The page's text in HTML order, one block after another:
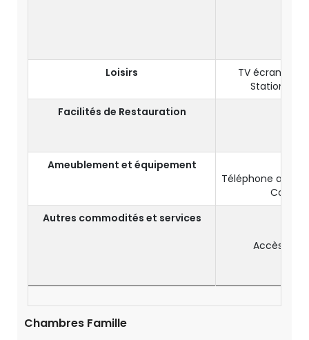
Loisirs
TV écran 32"
Station
Facilités de Restauration
Ameublement et équipement
Téléphone avec
Coffre-
Autres commodités et services
Accès
Chambres Famille